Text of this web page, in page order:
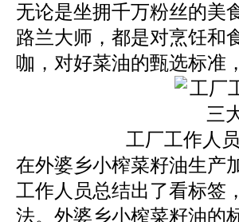
无论是坐拥千万粉丝的美
路兰大师，都是对烹饪和
咖，对好菜油的甄选标准
工厂工作人
在外婆乡小榨菜籽油生产
工作人员总结出了看标签
法。外婆乡小榨菜籽油的